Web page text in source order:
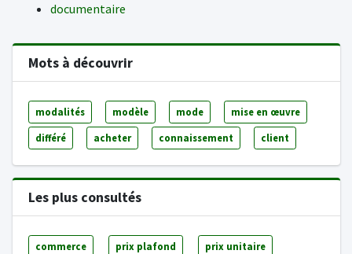
documentaire
Mots à découvrir
modalités modèle mode mise en œuvre
différé acheter connaissement client
Les plus consultés
commerce prix plafond prix unitaire